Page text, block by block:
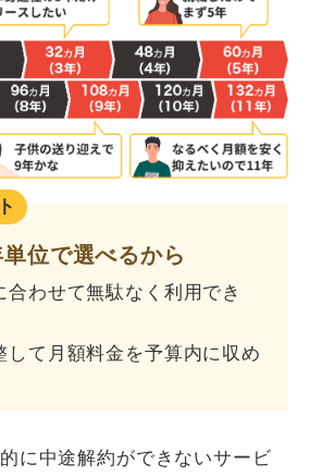
位で選べるから
合わせて無駄なく利用でき
して月額料金を予算内に収め
に中途解約ができないサービ